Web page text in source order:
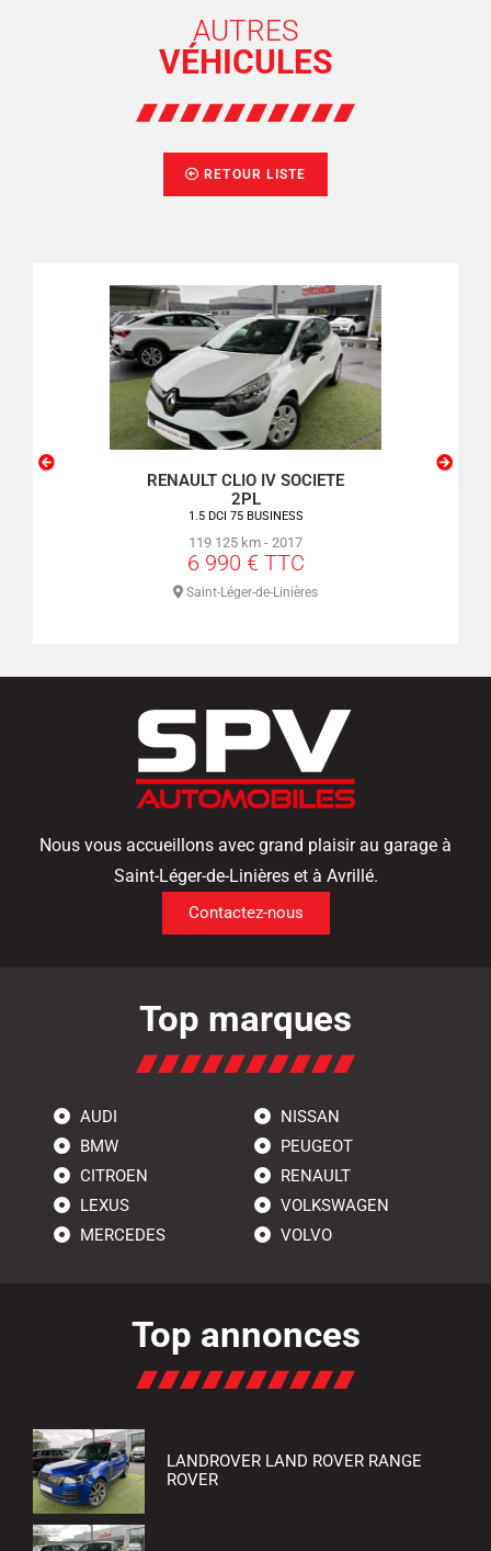
AUTRES
VÉHICULES
RETOUR LISTE
RENAULT CLIO IV SOCIETE
2PL
1.5 DCI 75 BUSINESS
119 125 km - 2017
6 990 € TTC
Saint-Léger-de-Linières
Nous vous accueillons avec grand plaisir au garage à
Saint-Léger-de-Linières et à Avrillé.
Contactez-nous
Top marques
AUDI
BMW
CITROEN
LEXUS
MERCEDES
NISSAN
PEUGEOT
RENAULT
VOLKSWAGEN
VOLVO
Top annonces
LANDROVER LAND ROVER RANGE
ROVER